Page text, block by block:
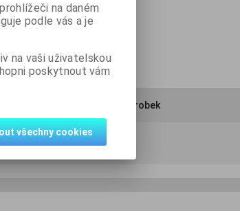
Doporučit výrobek
na daném
podle vás a je
na vaši uživatelskou
poskytnout vám
všechny cookies